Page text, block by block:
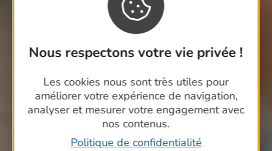
Nous respectons votre vie privée !
Les cookies nous sont très utiles pour
améliorer votre expérience de navigation,
analyser et mesurer votre engagement avec
nos contenus.
Politique de confidentialité